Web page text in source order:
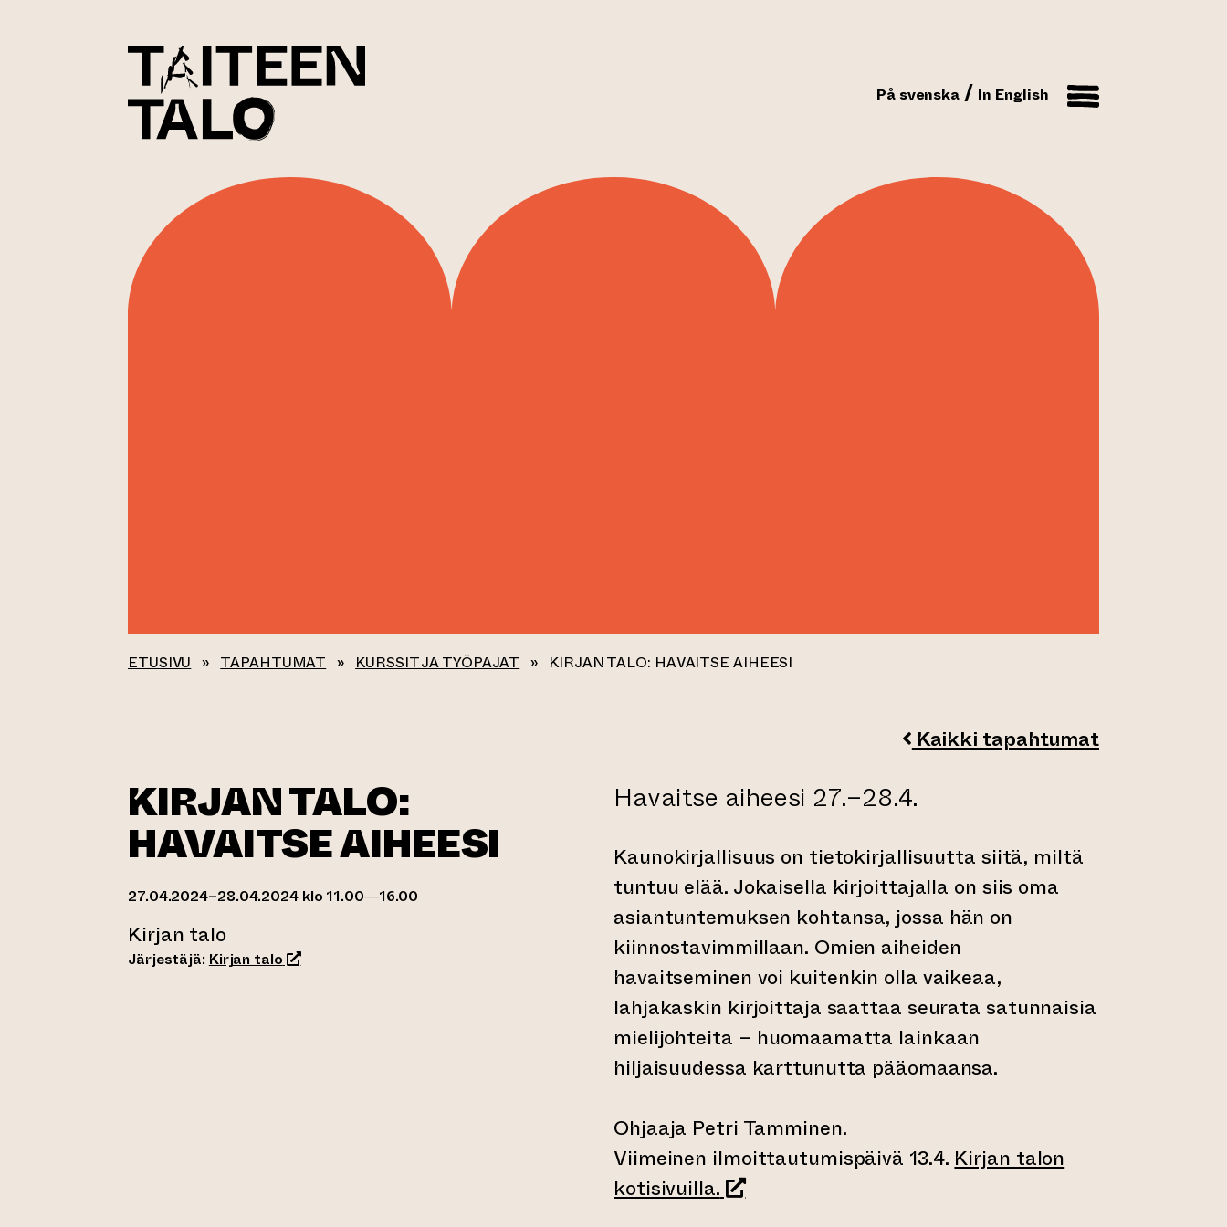
På svenska In English
ETUSIVU » TAPAHTUMAT » KURSSIT JA TYÖPAJAT » KIRJAN TALO: HAVAITSE AIHEESI
Kaikki tapahtumat
KIRJAN TALO:
HAVAITSE AIHEESI
27.04.2024–28.04.2024 klo 11.00—16.00
Kirjan talo
Järjestäjä: Kirjan talo(siirtyy toiseen verkkopalveluun)
Havaitse aiheesi 27.–28.4.
Kaunokirjallisuus on tietokirjallisuutta siitä, miltä
tuntuu elää. Jokaisella kirjoittajalla on siis oma
asiantuntemuksen kohtansa, jossa hän on
kiinnostavimmillaan. Omien aiheiden
havaitseminen voi kuitenkin olla vaikeaa,
lahjakaskin kirjoittaja saattaa seurata satunnaisia
mielijohteita – huomaamatta lainkaan
hiljaisuudessa karttunutta pääomaansa.
Ohjaaja Petri Tamminen.
Viimeinen ilmoittautumispäivä 13.4. Kirjan talon
kotisivuilla.(siirtyy toiseen verkkopalveluun)